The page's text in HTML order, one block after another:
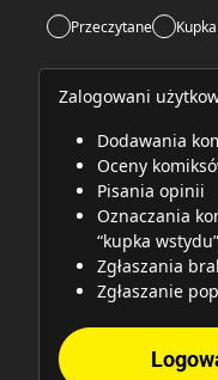
Przeczytane
Zalogowani
Dodawania
Oceny
Pisania opinii
Oznaczania
“kupka
Zgłaszania
Zgłaszanie